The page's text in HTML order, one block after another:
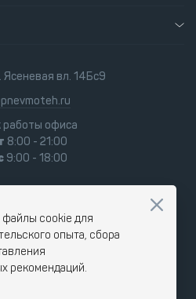
Ясеневая вл. 14Бс9
работы офиса
8:00 - 21:00
9:00 - 18:00
файлы cookie для
опыта, сбора
рекомендаций.